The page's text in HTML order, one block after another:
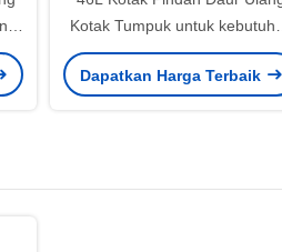
Kotak Tumpuk untuk
penyimpanan gudang
Dapatkan Harga Terbaik